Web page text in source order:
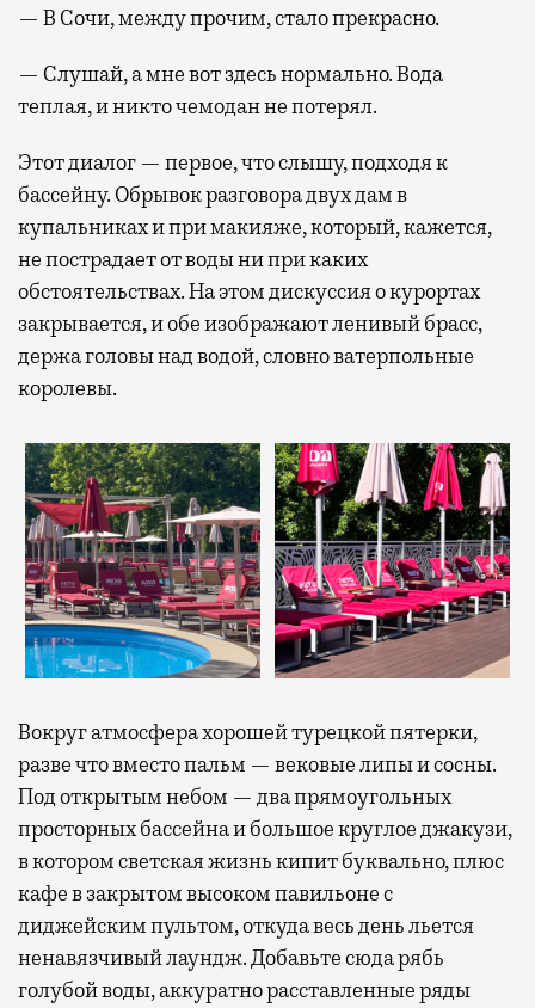
— В Сочи, между прочим, стало прекрасно.
— Слушай, а мне вот здесь нормально. Вода
теплая, и никто чемодан не потерял.
Этот диалог — первое, что слышу, подходя к
бассейну. Обрывок разговора двух дам в
купальниках и при макияже, который, кажется,
не пострадает от воды ни при каких
обстоятельствах. На этом дискуссия о курортах
закрывается, и обе изображают ленивый брасс,
держа головы над водой, словно ватерпольные
королевы.
Вокруг атмосфера хорошей турецкой пятерки,
разве что вместо пальм — вековые липы и сосны.
Под открытым небом — два прямоугольных
просторных бассейна и большое круглое джакузи,
в котором светская жизнь кипит буквально, плюс
кафе в закрытом высоком павильоне с
диджейским пультом, откуда весь день льется
ненавязчивый лаундж. Добавьте сюда рябь
голубой воды, аккуратно расставленные ряды